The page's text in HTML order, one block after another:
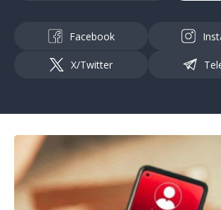
Facebook
X/Twitter